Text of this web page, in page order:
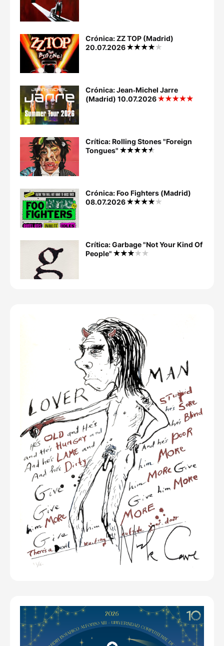
Crónica: ZZ TOP (Madrid)
20.07.2026
Crónica: Jean‐Michel Jarre
(Madrid) 10.07.2026
Crítica: Rolling Stones "Foreign
Tongues"
Crónica: Foo Fighters (Madrid)
08.07.2026
Crítica: Garbage "Not Your Kind Of
People"